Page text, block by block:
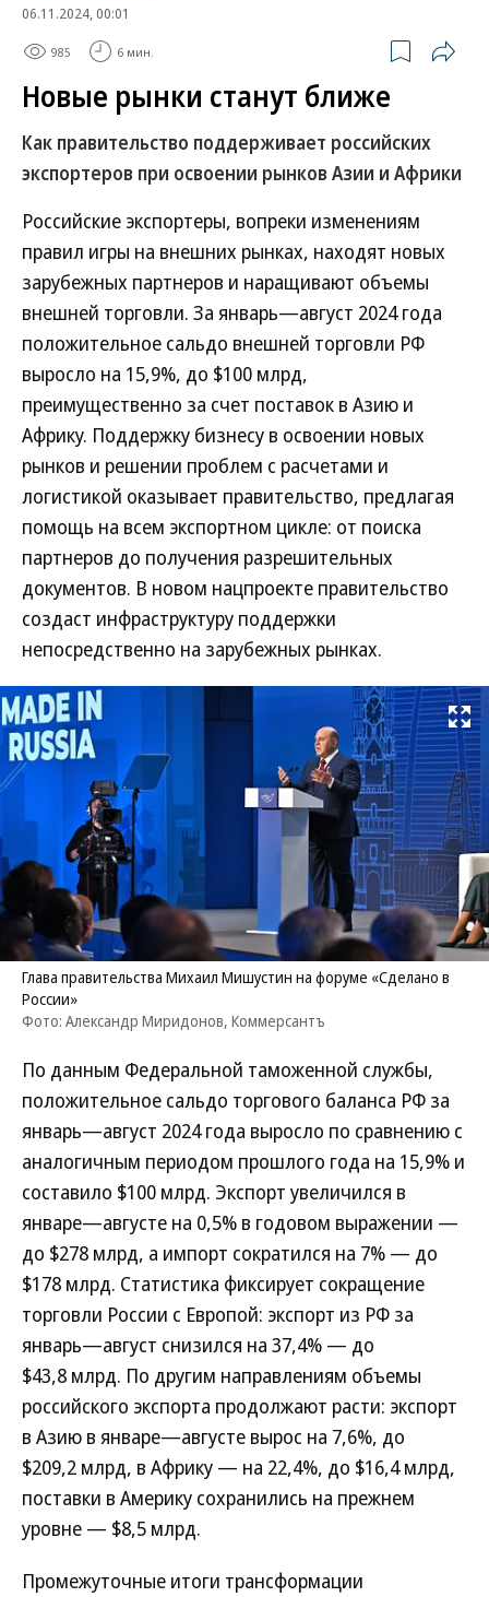
06.11.2024, 00:01
985 6 мин.
Новые рынки станут ближе
Как правительство поддерживает российских
экспортеров при освоении рынков Азии и Африки
Российские экспортеры, вопреки изменениям
правил игры на внешних рынках, находят новых
зарубежных партнеров и наращивают объемы
внешней торговли. За январь—август 2024 года
положительное сальдо внешней торговли РФ
выросло на 15,9%, до $100 млрд,
преимущественно за счет поставок в Азию и
Африку. Поддержку бизнесу в освоении новых
рынков и решении проблем с расчетами и
логистикой оказывает правительство, предлагая
помощь на всем экспортном цикле: от поиска
партнеров до получения разрешительных
документов. В новом нацпроекте правительство
создаст инфраструктуру поддержки
непосредственно на зарубежных рынках.
Развернуть
Глава правительства Михаил Мишустин на форуме «Сделано в
России»
Фото: Александр Миридонов, Коммерсантъ
По данным Федеральной таможенной службы,
положительное сальдо торгового баланса РФ за
январь—август 2024 года выросло по сравнению с
аналогичным периодом прошлого года на 15,9% и
составило $100 млрд. Экспорт увеличился в
январе—августе на 0,5% в годовом выражении —
до $278 млрд, а импорт сократился на 7% — до
$178 млрд. Статистика фиксирует сокращение
торговли России с Европой: экспорт из РФ за
январь—август снизился на 37,4% — до
$43,8 млрд. По другим направлениям объемы
российского экспорта продолжают расти: экспорт
в Азию в январе—августе вырос на 7,6%, до
$209,2 млрд, в Африку — на 22,4%, до $16,4 млрд,
поставки в Америку сохранились на прежнем
уровне — $8,5 млрд.
Промежуточные итоги трансформации